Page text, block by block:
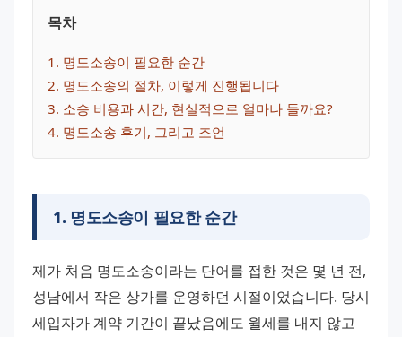
목차
1 . 명도소송이 필요한 순간
2. 명도소송의 절차, 이렇게 진행됩니다
3. 소송 비용과 시간, 현실적으로 얼마나 들까요?
4. 명도소송 후기, 그리고 조언
1. 명도소송이 필요한 순간
제가 처음 명도소송이라는 단어를 접한 것은 몇 년 전,
성남에서 작은 상가를 운영하던 시절이었습니다. 당시
세입자가 계약 기간이 끝났음에도 월세를 내지 않고